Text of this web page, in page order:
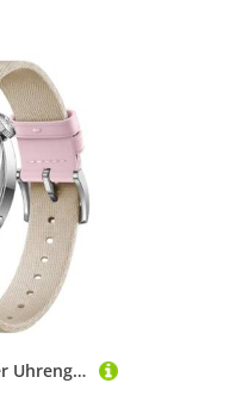
HYHJYMG Nylon Leder Uhrengurt für Uhr GT5 GT4 41mm Smart Armband Ersatz Armband Uhrenbands